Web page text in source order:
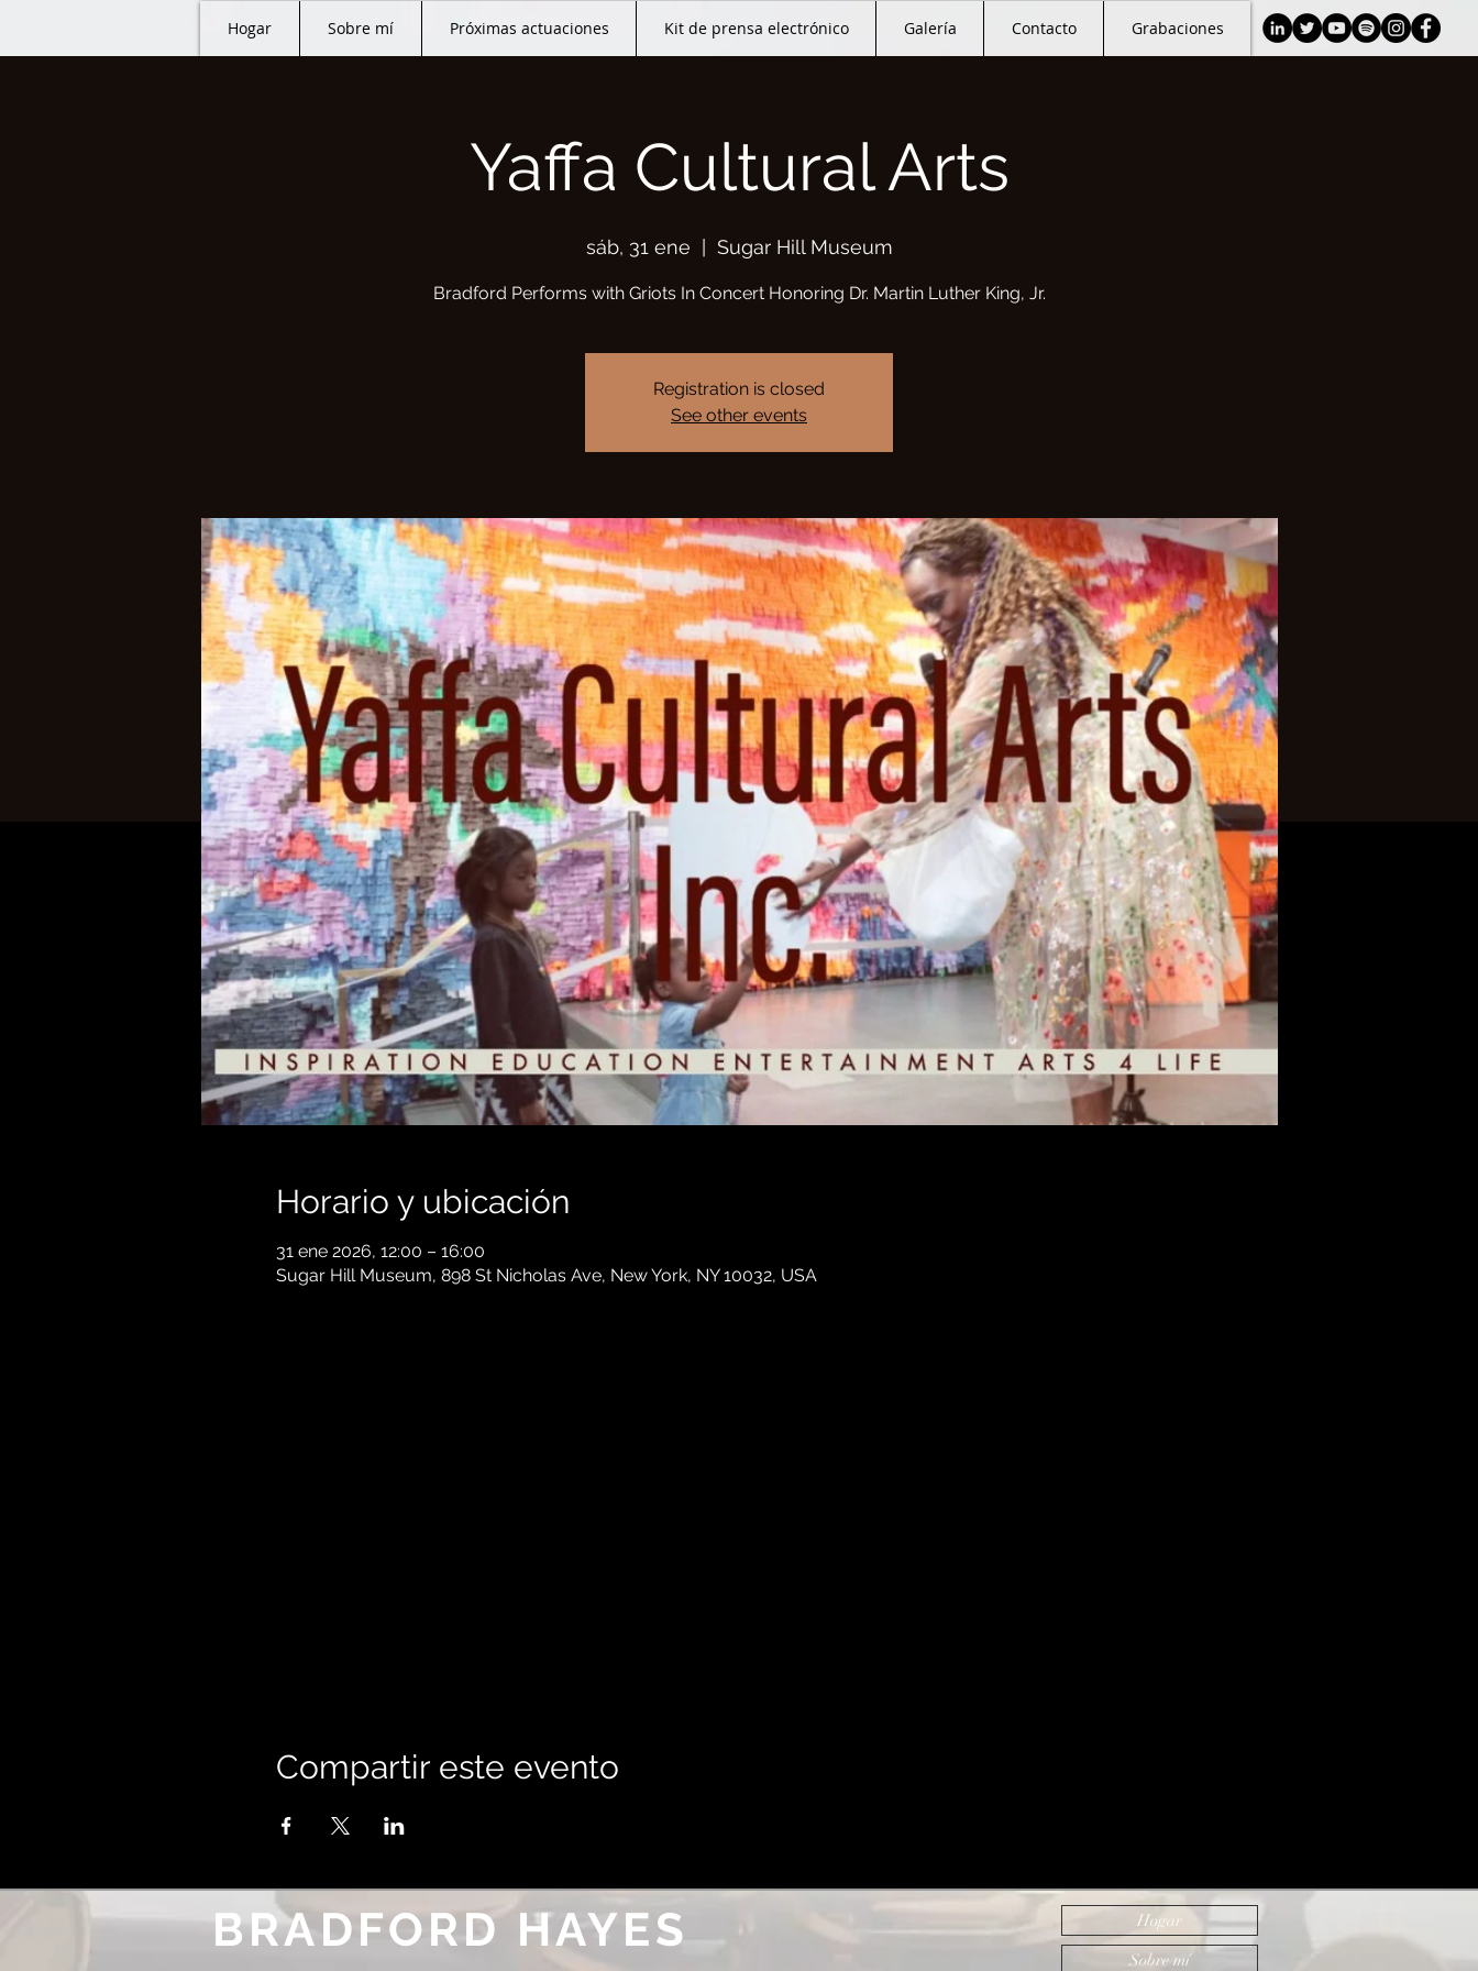
Hogar Sobre mí Próximas actuaciones Kit de prensa electrónico Galería Contacto Grabaciones
Yaffa Cultural Arts
sáb, 31 ene Sugar Hill Museum
Bradford Performs with Griots In Concert Honoring Dr. Martin Luther King, Jr.
Registration is closed
See other events
Horario y ubicación
31 ene 2026, 12:00 – 16:00
Sugar Hill Museum, 898 St Nicholas Ave, New York, NY 10032, USA
Compartir este evento
BRADFORD HAYES Hogar
Sobre mí